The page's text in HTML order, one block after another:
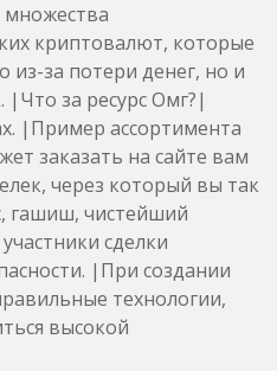
множества
криптовалют, которые
за потери денег, но и
|Что за ресурс Омг?|
|Пример ассортимента
заказать на сайте вам
через который вы так
гашиш, чистейший
сделки
|При создании
технологии,
высокой